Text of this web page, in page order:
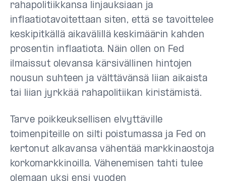
rahapolitiikkansa linjauksiaan ja
inflaatiotavoitettaan siten, että se tavoittelee
keskipitkällä aikavälillä keskimäärin kahden
prosentin inflaatiota. Näin ollen on Fed
ilmaissut olevansa kärsivällinen hintojen
nousun suhteen ja välttävänsä liian aikaista
tai liian jyrkkää rahapolitiikan kiristämistä.
Tarve poikkeuksellisen elvyttäville
toimenpiteille on silti poistumassa ja Fed on
kertonut alkavansa vähentää markkinaostoja
korkomarkkinoilla. Vähenemisen tahti tulee
olemaan yksi ensi vuoden